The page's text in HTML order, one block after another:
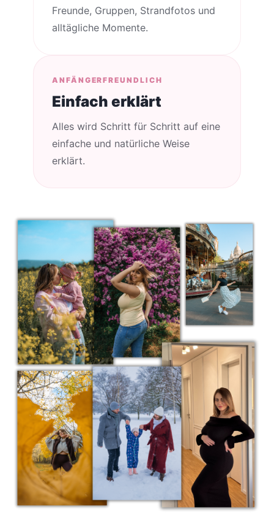
Freunde, Gruppen, Strandfotos und
alltägliche Momente.
ANFÄNGERFREUNDLICH
Einfach erklärt
Alles wird Schritt für Schritt auf eine
einfache und natürliche Weise
erklärt.